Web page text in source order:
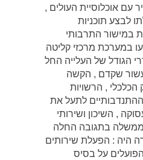
עם אוכלוסיית העולים ,
לבצע תוכניות
במישור התרבותי
במערכת מרכזי קליטה
הגודל של העלייה החל
לעשור שקדם , הקשה
הכלכלי , הרשויות
ההתנדבותיים לתעל את
, השיכון ושירותי
בתגובה החלה
היה : הפעלת שירותים
הפועלים על בסיס